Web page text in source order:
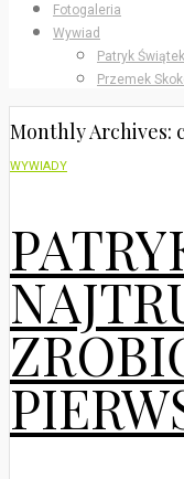
Fotogaleria
Wywiad
Patryk
Przemek
Monthly Archives:
WYWIADY